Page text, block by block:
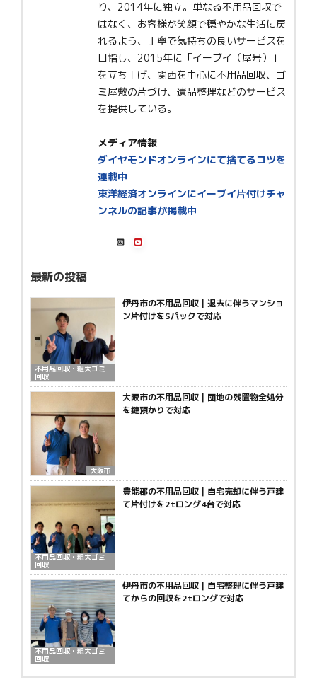
り、2014年に独立。単なる不用品回収で
はなく、お客様が笑顔で穏やかな生活に戻
れるよう、丁寧で気持ちの良いサービスを
目指し、2015年に「イーブイ（屋号）」
を立ち上げ、関西を中心に不用品回収、ゴ
ミ屋敷の片づけ、遺品整理などのサービス
を提供している。
メディア情報
ダイヤモンドオンラインにて捨てるコツを
連載中
東洋経済オンラインにイーブイ片付けチャ
ンネルの記事が掲載中
最新の投稿
不用品回収・粗大ゴミ
回収
伊丹市の不用品回収｜退去に伴うマンショ
ン片付けをSパックで対応
大阪市
大阪市の不用品回収｜団地の残置物全処分
を鍵預かりで対応
不用品回収・粗大ゴミ
回収
豊能郡の不用品回収｜自宅売却に伴う戸建
て片付けを2tロング4台で対応
不用品回収・粗大ゴミ
回収
伊丹市の不用品回収｜自宅整理に伴う戸建
てからの回収を2tロングで対応